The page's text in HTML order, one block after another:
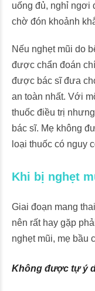
uống đủ, nghỉ ngơi
chờ đón khoảnh
Nếu nghẹt mũi do
được chẩn đoán
được bác sĩ đưa
an toàn nhất. Với
thuốc điều trị
bác sĩ. Mẹ không
loại thuốc có nguy
Khi bị nghẹt
Giai đoạn mang
nên rất hay gặp
nghẹt mũi, mẹ bầu
Không được tự ý